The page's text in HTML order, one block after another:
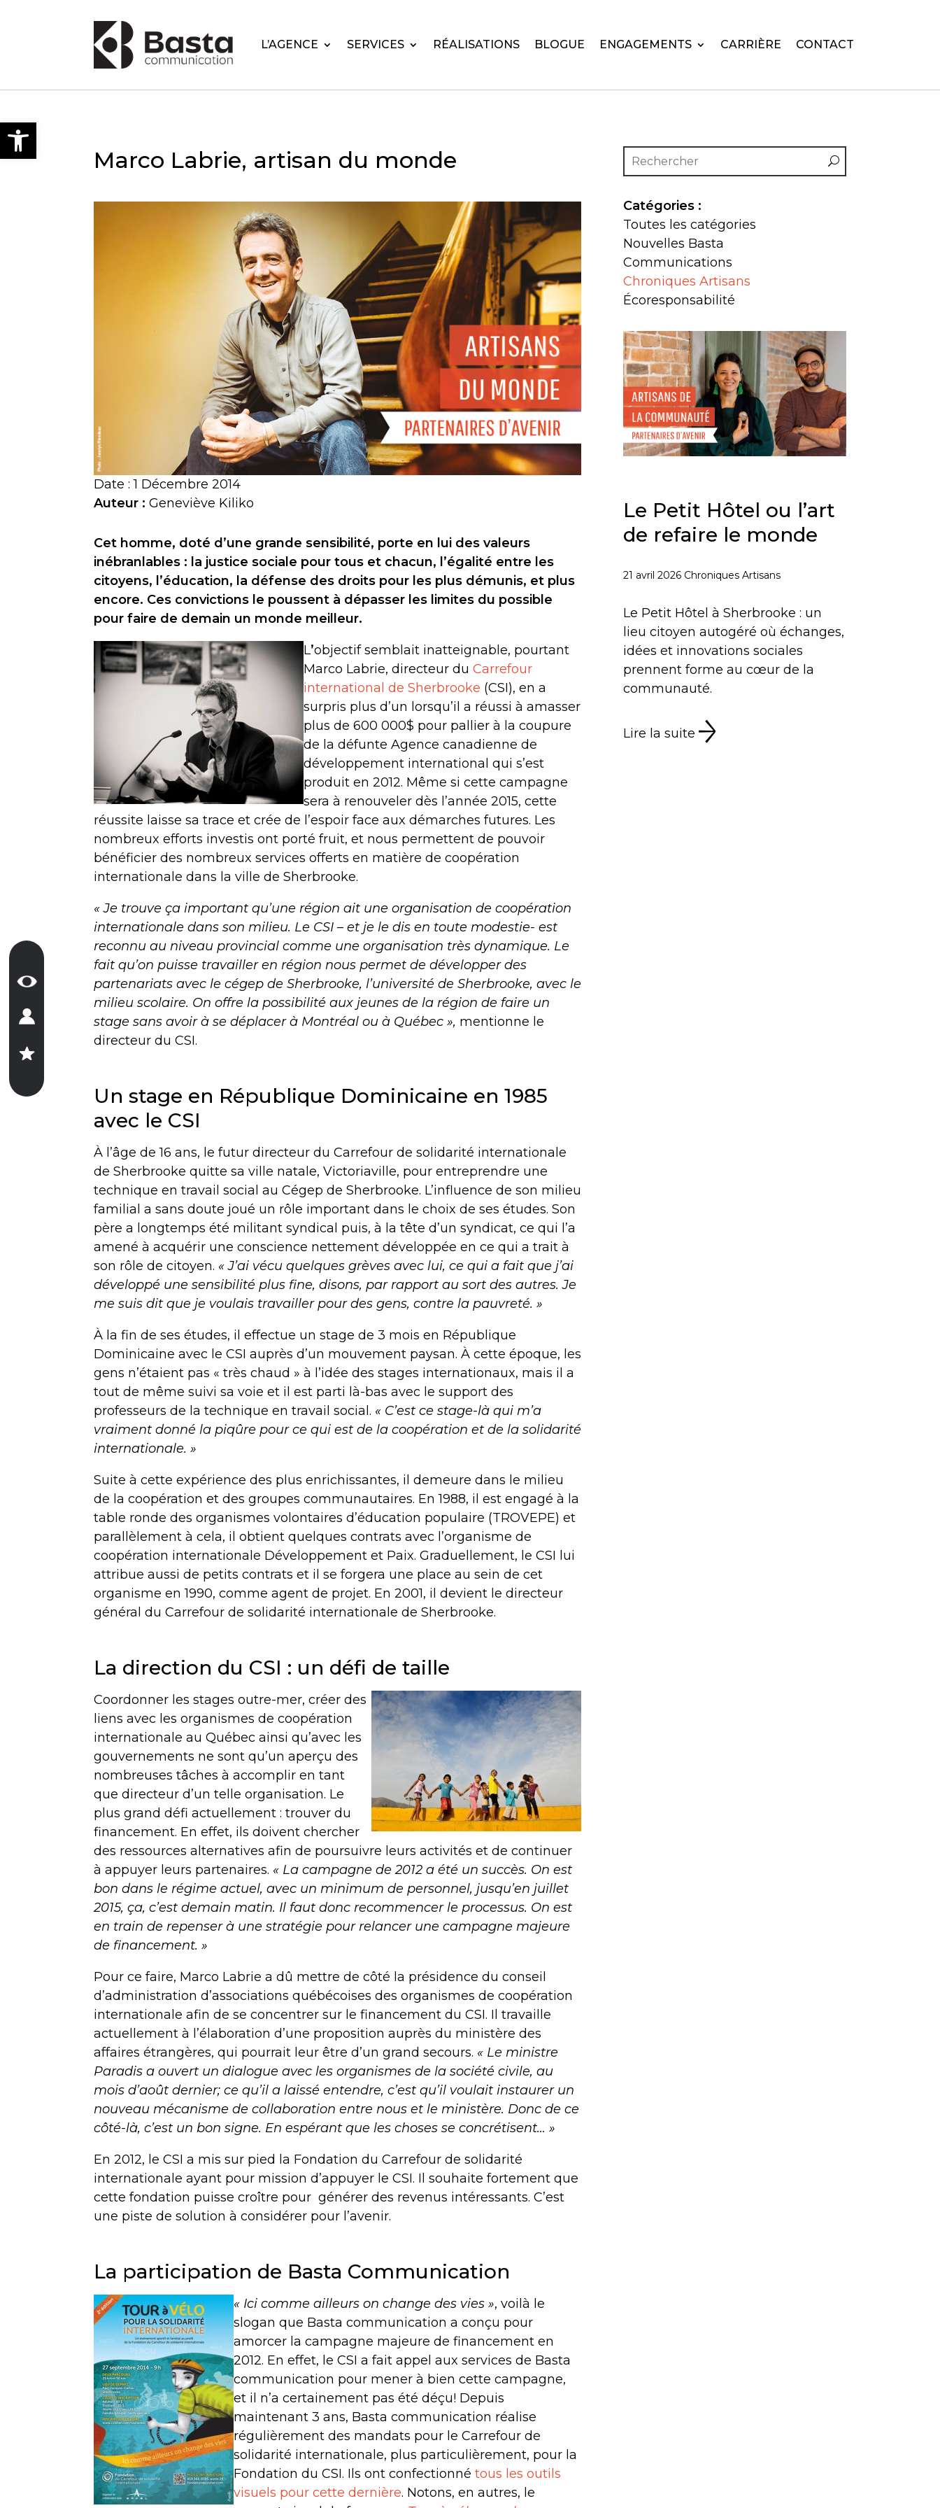
Open toolbar
L’AGENCE SERVICES RÉALISATIONS BLOGUE ENGAGEMENTS CARRIÈRE CONTACT
Marco Labrie, artisan du monde
Date : 1 Décembre 2014
Auteur :Geneviève Kiliko
Cet homme, doté d’une grande sensibilité, porte en lui des valeurs
inébranlables : la justice sociale pour tous et chacun, l’égalité entre les
citoyens, l’éducation, la défense des droits pour les plus démunis, et plus
encore. Ces convictions le poussent à dépasser les limites du possible
pour faire de demain un monde meilleur.
L’objectif semblait inatteignable, pourtant
Marco Labrie, directeur duCarrefour
international de Sherbrooke (CSI), en a
surpris plus d’un lorsqu’il a réussi à amasser
plus de 600 000$ pour pallier à la coupure
de la défunte Agence canadienne de
développement international qui s’est
produit en 2012. Même si cette campagne
sera à renouveler dès l’année 2015, cette
réussite laisse sa trace et crée de l’espoir face aux démarches futures. Les
nombreux efforts investis ont porté fruit, et nous permettent de pouvoir
bénéficier des nombreux services offerts en matière de coopération
internationale dans la ville de Sherbrooke.
« Je trouve ça important qu’une région ait une organisation de coopération
internationale dans son milieu. Le CSI – et je le dis en toute modestie- est
reconnu au niveau provincial comme une organisation très dynamique. Le
fait qu’on puisse travailler en région nous permet de développer des
partenariats avec le cégep de Sherbrooke, l’université de Sherbrooke, avec le
milieu scolaire. On offre la possibilité aux jeunes de la région de faire un
stage sans avoir à se déplacer à Montréal ou à Québec », mentionne le
directeur du CSI.
Un stage en République Dominicaine en 1985
avec le CSI
À l’âge de 16 ans, le futur directeur du Carrefour de solidarité internationale
de Sherbrooke quitte sa ville natale, Victoriaville, pour entreprendre une
technique en travail social au Cégep de Sherbrooke. L’influence de son milieu
familial a sans doute joué un rôle important dans le choix de ses études. Son
père a longtemps été militant syndical puis, à la tête d’un syndicat, ce qui l’a
amené à acquérir une conscience nettement développée en ce qui a trait à
son rôle de citoyen. « J’ai vécu quelques grèves avec lui, ce qui a fait que j’ai
développé une sensibilité plus fine, disons, par rapport au sort des autres. Je
me suis dit que je voulais travailler pour des gens, contre la pauvreté. »
À la fin de ses études, il effectue un stage de 3 mois en République
Dominicaine avec le CSI auprès d’un mouvement paysan. À cette époque, les
gens n’étaient pas « très chaud » à l’idée des stages internationaux, mais il a
tout de même suivi sa voie et il est parti là-bas avec le support des
professeurs de la technique en travail social. « C’est ce stage-là qui m’a
vraiment donné la piqûre pour ce qui est de la coopération et de la solidarité
internationale. »
Suite à cette expérience des plus enrichissantes, il demeure dans le milieu
de la coopération et des groupes communautaires. En 1988, il est engagé à la
table ronde des organismes volontaires d’éducation populaire (TROVEPE) et
parallèlement à cela, il obtient quelques contrats avec l’organisme de
coopération internationale Développement et Paix. Graduellement, le CSI lui
attribue aussi de petits contrats et il se forgera une place au sein de cet
organisme en 1990, comme agent de projet. En 2001, il devient le directeur
général du Carrefour de solidarité internationale de Sherbrooke.
La direction du CSI : un défi de taille
Coordonner les stages outre-mer, créer des
liens avec les organismes de coopération
internationale au Québec ainsi qu’avec les
gouvernements ne sont qu’un aperçu des
nombreuses tâches à accomplir en tant
que directeur d’un telle organisation. Le
plus grand défi actuellement : trouver du
financement. En effet, ils doivent chercher
des ressources alternatives afin de poursuivre leurs activités et de continuer
à appuyer leurs partenaires. « La campagne de 2012 a été un succès. On est
bon dans le régime actuel, avec un minimum de personnel, jusqu’en juillet
2015, ça, c’est demain matin. Il faut donc recommencer le processus. On est
en train de repenser à une stratégie pour relancer une campagne majeure
de financement. »
Pour ce faire, Marco Labrie a dû mettre de côté la présidence du conseil
d’administration d’associations québécoises des organismes de coopération
internationale afin de se concentrer sur le financement du CSI. Il travaille
actuellement à l’élaboration d’une proposition auprès du ministère des
affaires étrangères, qui pourrait leur être d’un grand secours. « Le ministre
Paradis a ouvert un dialogue avec les organismes de la société civile, au
mois d’août dernier; ce qu’il a laissé entendre, c’est qu’il voulait instaurer un
nouveau mécanisme de collaboration entre nous et le ministère. Donc de ce
côté-là, c’est un bon signe. En espérant que les choses se concrétisent… »
En 2012, le CSI a mis sur pied la Fondation du Carrefour de solidarité
internationale ayant pour mission d’appuyer le CSI. Il souhaite fortement que
cette fondation puisse croître pour générer des revenus intéressants. C’est
une piste de solution à considérer pour l’avenir.
La participation de Basta Communication
« Ici comme ailleurs on change des vies », voilà le
slogan que Basta communication a conçu pour
amorcer la campagne majeure de financement en
2012. En effet, le CSI a fait appel aux services de Basta
communication pour mener à bien cette campagne,
et il n’a certainement pas été déçu! Depuis
maintenant 3 ans, Basta communication réalise
régulièrement des mandats pour le Carrefour de
solidarité internationale, plus particulièrement, pour la
Fondation du CSI. Ils ont confectionnétous les outils
visuels pour cette dernière. Notons, en autres, le
Catégories :
Toutes les catégories
Nouvelles Basta
Communications
Chroniques Artisans
Écoresponsabilité
Le Petit Hôtel ou l’art
de refaire le monde
21 avril 2026 Chroniques Artisans
Le Petit Hôtel à Sherbrooke : un
lieu citoyen autogéré où échanges,
idées et innovations sociales
prennent forme au cœur de la
communauté.
Lire la suite